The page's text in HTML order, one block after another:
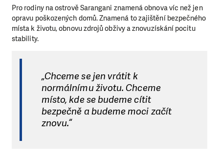
Pro rodiny na ostrově Sarangani znamená obnova víc než jen
opravu poškozených domů. Znamená to zajištění bezpečného
místa k životu, obnovu zdrojů obživy a znovuzískání pocitu
stability.
„Chceme se jen vrátit k
normálnímu životu. Chceme
místo, kde se budeme cítit
bezpečně a budeme moci začít
znovu.“